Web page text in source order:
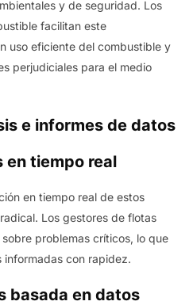
y de seguridad. Los
facilitan este
uso eficiente del combustible y
perjudiciales para el medio
e informes de datos
en tiempo real
en tiempo real de estos
Los gestores de flotas
problemas críticos, lo que
informadas con rapidez.
basada en datos